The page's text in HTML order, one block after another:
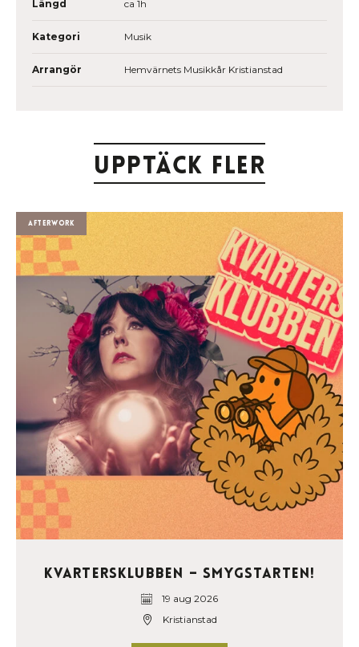
Längd ca 1h
Kategori Musik
Arrangör Hemvärnets Musikkår Kristianstad
Upptäck fler
Afterwork
Kvartersklubben – Smygstarten!
19 aug 2026
Kristianstad